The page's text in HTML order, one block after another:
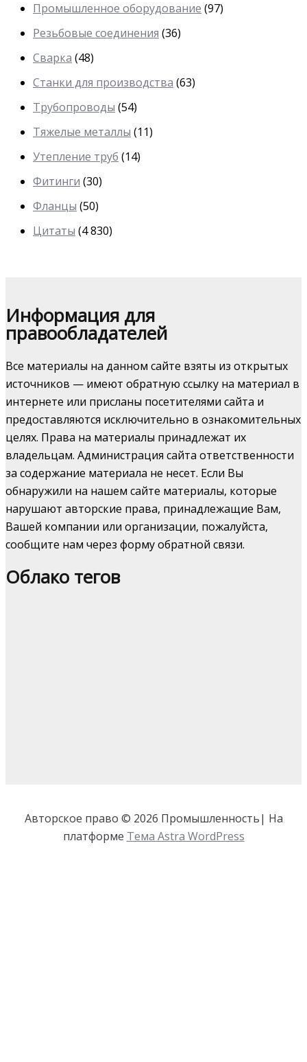
Промышленное оборудование (97)
Резьбовые соединения (36)
Сварка (48)
Станки для производства (63)
Трубопроводы (54)
Тяжелые металлы (11)
Утепление труб (14)
Фитинги (30)
Фланцы (50)
Цитаты (4 830)
Информация для
правообладателей
Все материалы на данном сайте взяты из открытых
источников — имеют обратную ссылку на материал в
интернете или присланы посетителями сайта и
предоставляются исключительно в ознакомительных
целях. Права на материалы принадлежат их
владельцам. Администрация сайта ответственности
за содержание материала не несет. Если Вы
обнаружили на нашем сайте материалы, которые
нарушают авторские права, принадлежащие Вам,
Вашей компании или организации, пожалуйста,
сообщите нам через форму обратной связи.
Облако тегов
Авторское право © 2026 Промышленность| На
платформе Тема Astra WordPress